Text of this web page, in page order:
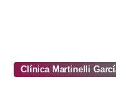
Clínica Martinelli